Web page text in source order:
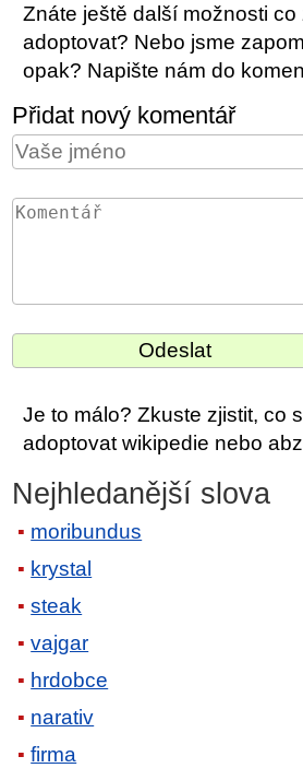
Znáte ještě další možnosti co
adoptovat? Nebo jsme
opak? Napište nám do
Přidat nový komentář
Je to málo? Zkuste zjistit, co
adoptovat wikipedie nebo
Nejhledanější slova
moribundus
krystal
steak
vajgar
hrdobce
narativ
firma